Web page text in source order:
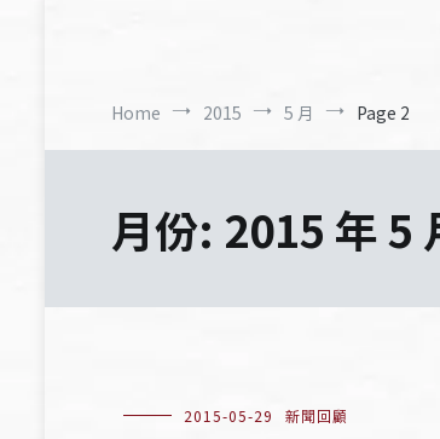
Home 2015 5 月 Page 2
月份: 2015 年 5
2015-05-29 新聞回顧